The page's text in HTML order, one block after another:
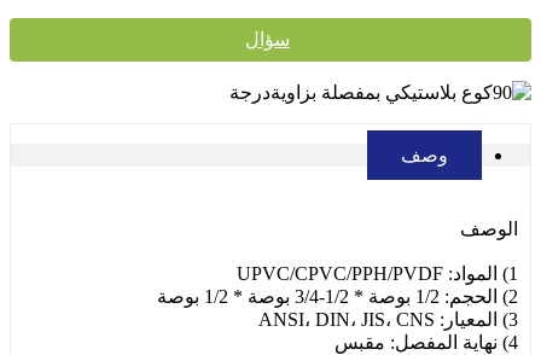
سؤال
وصف
الوصف
1) المواد: UPVC/CPVC/PPH/PVDF
2) الحجم: 1/2 بوصة * 1/2-3/4 بوصة * 1/2 بوصة
3) المعيار: ANSI، DIN، JIS، CNS
4) نهاية المفصل: مقبس